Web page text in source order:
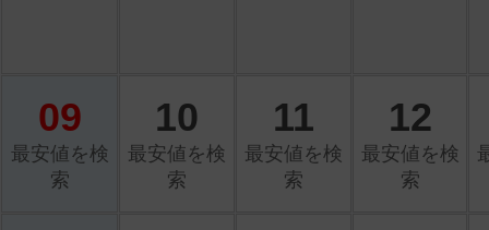
09
最安値を検
索
10
最安値を検
索
11
最安値を検
索
12
最安値を検
索